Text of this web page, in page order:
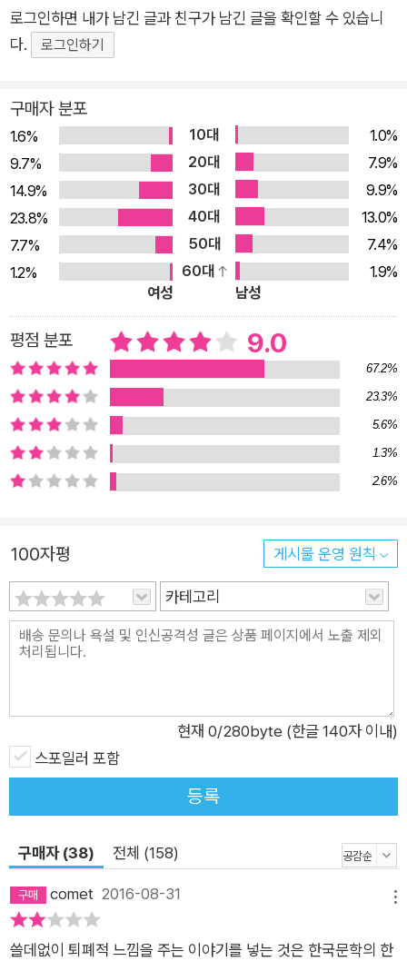
난 지. 그리고 그 시간 안에서 우리는, 우리 시대의 에세이스트가
아닌 ‘소설가’ 김훈을 만났다. 한 국가의 운명을 단신의 몸으로 보
전한 당대의 영웅 이순신, 하지만 소설가 김훈은, 시대 속의 명장
회 속에서 한 개인이 가질 수 있는 삶의 태도에 대해 이야기한다.
삶과 죽음의 엇갈림이 바로 눈앞에서 행해지는 전장에서, 이순신
은, 사지를 찾아가는 영웅이면서 또한 자신의 삶을 살아내는 인간
이다. 한국문학에 전에 없던 다른 힘을 불어넣어준 ‘소설가’ 김훈.
다시 임진년, 420년이 지난 지금, 또다시 김훈을 만날 이유는 충
분하다. 한국문학에 벼락처럼 쏟아진 축복! _빨려들 듯이 읽었다.
허무, 의미 없음과의 싸움이 감동을 줬다.(박완서) 삶은 견딜 수
없이 절망적이고 무의미하다는 현실의 운명과, 이 무의미한 삶을
무의미한 채로 방치할 수는 없는 생명의 운명이 원고지 위에서 마
주 부딪치고 있습니다. 말은 현실이 아니라는 절망의 힘으로 다시
그 절망과 싸워나가야 하는 것이 아마도 말의 운명인지요. 그래서
삶은, 말을 배반한 삶으로부터 가출하는 수많은 부랑아들을 길러
내는 것인지요. _동인문학상 수상소감 중에서
로그인하면 내가 남긴 글과 친구가 남긴 글을 확인할 수 있습니
다.
로그인하기
구매자 분포
1.6% 10대
1.0%
9.7%
20대
7.9%
14.9%
30대
9.9%
23.8%
40대
13.0%
7.7%
50대
7.4%
1.2%
60대
1.9%
여성
남성
평점 분포 9.0
67.2%
23.3%
5.6%
1.3%
2.6%
100자평 게시물 운영 원칙
카테고리
현재 0/280byte (한글 140자 이내)
스포일러 포함
등록
구매자 (38) 전체 (158)
comet 2016-08-31
쓸데없이 퇴폐적 느낌을 주는 이야기를 넣는 것은 한국문학의 한